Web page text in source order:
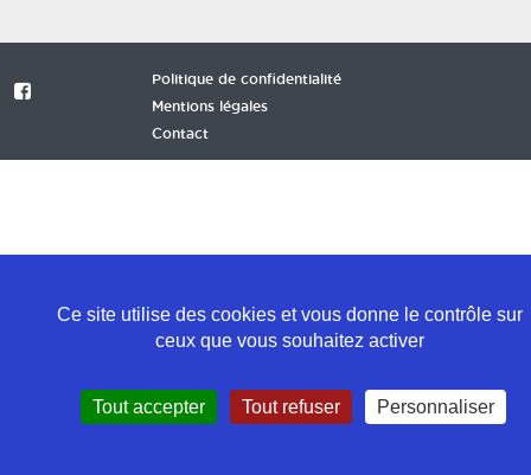
Politique de confidentialité
Mentions légales
Contact
Ce site utilise des cookies et vous donne le contrôle sur
ceux que vous souhaitez activer
Tout accepter Tout refuser Personnaliser